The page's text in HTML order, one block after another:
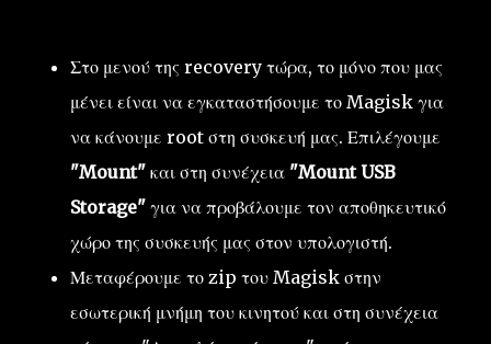
Στο μενού της recovery τώρα, το μόνο που μας
μένει είναι να εγκαταστήσουμε το Magisk για
να κάνουμε root στη συσκευή μας. Επιλέγουμε
"Mount" και στη συνέχεια "Mount USB
Storage" για να προβάλουμε τον αποθηκευτικό
χώρο της συσκευής μας στον υπολογιστή.
Μεταφέρουμε το zip του Magisk στην
εσωτερική μνήμη του κινητού και στη συνέχεια